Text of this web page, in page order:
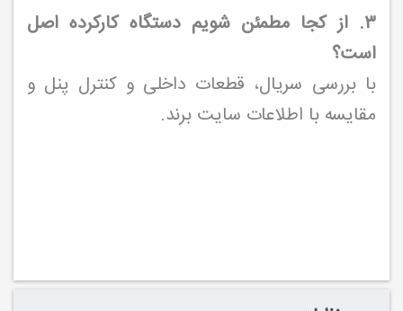
۳. از کجا مطمئن شویم دستگاه کارکرده اصل
است؟
با بررسی سریال، قطعات داخلی و کنترل پنل و
مقایسه با اطلاعات سایت برند.